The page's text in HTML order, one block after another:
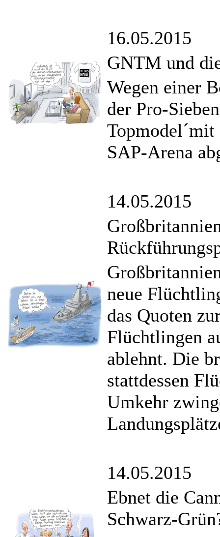
16.05.2015
GNTM und
Wegen einer
der Pro-
SAP-Arena
14.05.2015
neue
das Quoten
Flüchtlingen
ablehnt. Die
stattdessen
Umkehr
14.05.2015
Ebnet die
Schwarz-